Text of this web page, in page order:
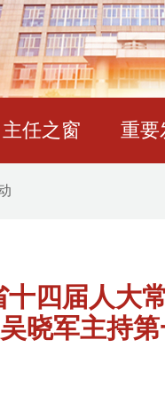
主任之窗 重要
四届人大
吴晓军主持